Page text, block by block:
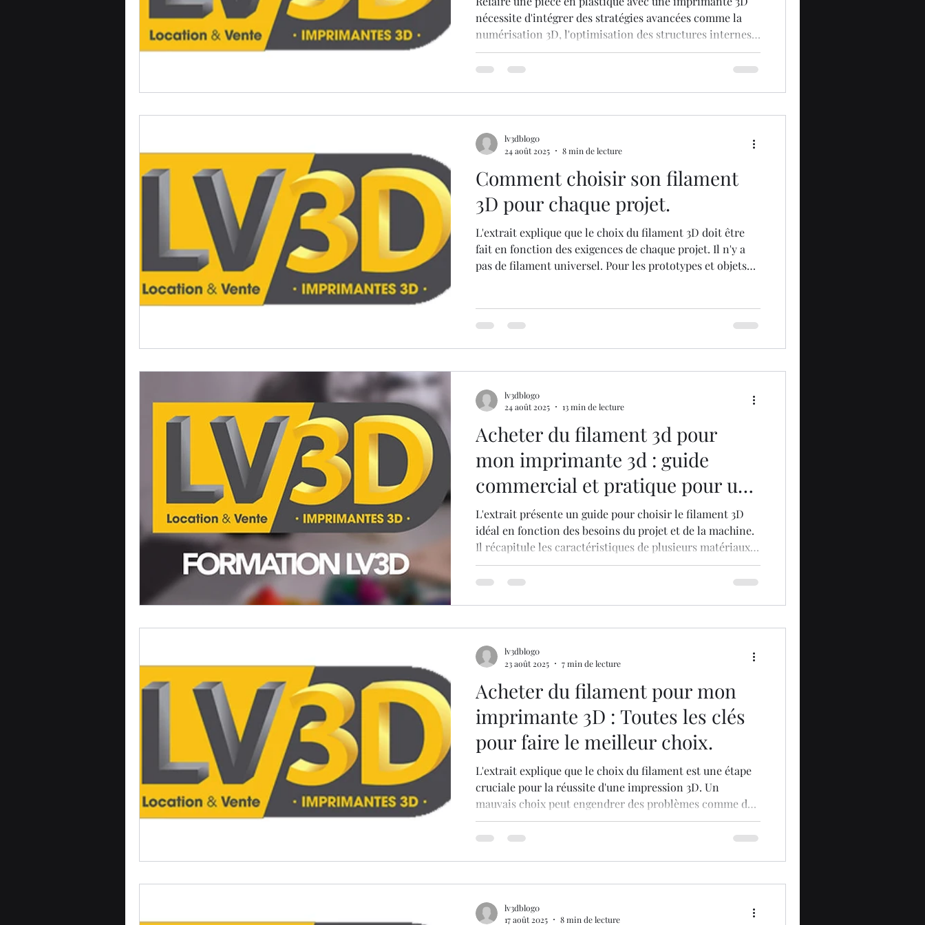
nécessite d'intégrer des stratégies avancées comme la
numérisation 3D, l'optimisation des structures internes
(Gyroid) et l'utilisation de matériaux techniques pour
garantir une fonctionnalité et une durabilité supérieures.
Comment choisir son filament
3D pour chaque projet.
L'extrait explique que le choix du filament 3D doit être
fait en fonction des exigences de chaque projet. Il n'y a
pas de filament universel. Pour les prototypes et objets
l'ABS sont préférables. Enfin, pour les projets spécifiques
comme les objets flexibles ou techniques, des matériaux
lv3dblog0
24 août 2025
8 min de lecture
Acheter du filament 3d pour
mon imprimante 3d : guide
commercial et pratique pour un
choix éclairé
L'extrait présente un guide pour choisir le filament 3D
idéal en fonction des besoins du projet et de la machine.
Il récapitule les caractéristiques de plusieurs matériaux :
le PLA, facile d'utilisation pour les débutants ; l'ABS, plus
robuste mais plus technique à imprimer ; le PETG, un
exigences de résistance ou de souplesse de l'objet à
imprimer.
lv3dblog0
24 août 2025
13 min de lecture
Acheter du filament pour mon
imprimante 3D : Toutes les clés
pour faire le meilleur choix.
L'extrait explique que le choix du filament est une étape
cruciale pour la réussite d'une impression 3D. Un
mauvais choix peut engendrer des problèmes comme des
bouchons de buse ou des déformations. Le texte met en
lumière quatre critères clés : la compatibilité de
filament et le prix.
lv3dblog0
23 août 2025
7 min de lecture
lv3dblog0
17 août 2025
8 min de lecture